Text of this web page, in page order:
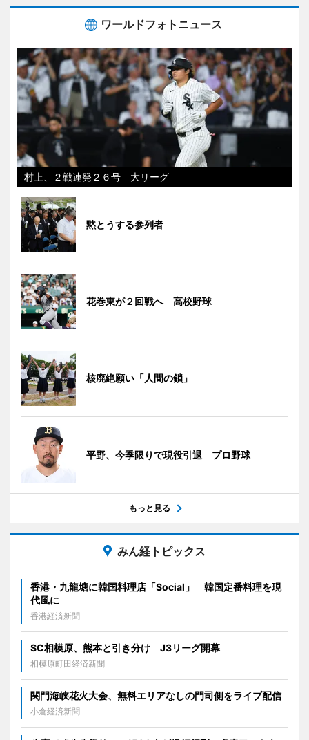
ワールドフォトニュース
村上、２戦連発２６号 大リーグ
黙とうする参列者
花巻東が２回戦へ 高校野球
核廃絶願い「人間の鎖」
平野、今季限りで現役引退 プロ野球
もっと見る
みん経トピックス
香港・九龍塘に韓国料理店「Social」 韓国定番料理を現
代風に
香港経済新聞
SC相模原、熊本と引き分け J3リーグ開幕
相模原町田経済新聞
関門海峡花火大会、無料エリアなしの門司側をライブ配信
小倉経済新聞